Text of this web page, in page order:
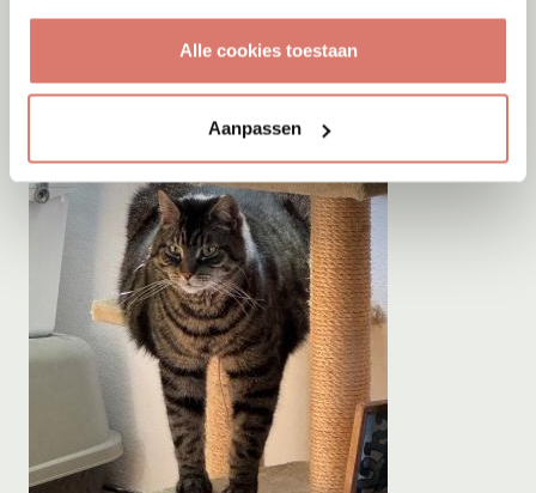
Alle cookies toestaan
Aanpassen